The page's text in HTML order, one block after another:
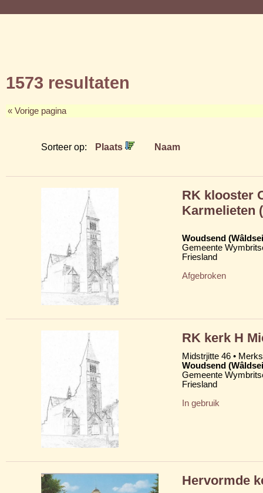
1573 resultaten
« Vorige pagina
Sorteer op: Plaats Naam
RK klooster
Karmelieten
Woudsend
Gemeente
Friesland
Afgebroken
RK kerk H
Midstrjitte 46 •
Woudsend
Gemeente
Friesland
In gebruik
Hervormde